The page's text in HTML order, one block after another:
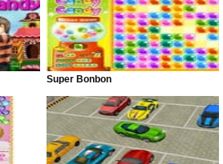
Super Bonbon